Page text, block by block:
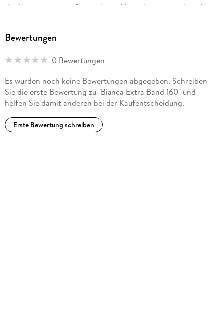
der Universität von Queensboro. Heute kann sie sich in die
Welt, im Schlepptau ihre vier Kinder, einen Hund und eine
bieten ihr endlosen Stoff für weitere Romane.
Bewertungen
0 Bewertungen
Es wurden noch keine Bewertungen abgegeben. Schreiben
Sie die erste Bewertung zu "Bianca Extra Band 160" und
helfen Sie damit anderen bei der Kaufentscheidung.
Erste Bewertung schreiben